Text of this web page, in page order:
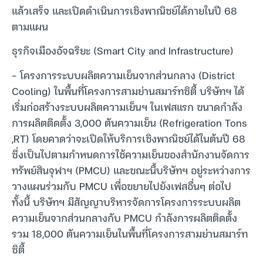
แล้วเสร็จ และเปิดดำเนินการเชิงพาณิชย์ได้ภายในปี 68
ตามแผน
ธุรกิจเมืองอัจฉริยะ (Smart City and Infrastructure)
– โครงการระบบผลิตความเย็นจากส่วนกลาง (District
Cooling) ในพื้นที่โครงการสามย่านสมาร์ทซิตี้ บริษัทฯ ได้
เริ่มก่อสร้างระบบผลิตความเย็นฯ ในเฟสแรก ขนาดกำลัง
การผลิตติดตั้ง 3,000 ตันความเย็น (Refrigeration Tons
,RT) โดยคาดว่าจะเปิดให้บริการเชิงพาณิชย์ได้ในต้นปี 68
ซึ่งเป็นไปตามกำหนดการใช้ความเย็นของสำนักงานจัดการ
ทรัพย์สินจุฬาฯ (PMCU) และขณะนี้บริษัทฯ อยู่ระหว่างการ
วางแผนร่วมกับ PMCU เพื่อขยายไปยังเฟสอื่นๆ ต่อไป
ทั้งนี้ บริษัทฯ มีสัญญาบริหารจัดการโครงการระบบผลิต
ความเย็นจากส่วนกลางกับ PMCU กำลังการผลิตติดตั้ง
รวม 18,000 ตันความเย็นในพื้นที่โครงการสามย่านสมาร์ท
ซิตี้